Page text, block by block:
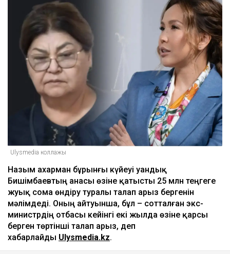
Ulysmedia коллажы
Назым Қахарман бұрынғы күйеуі Қуандық
Бишімбаевтың анасы өзіне қатысты 25 млн теңгеге
жуық сома өндіру туралы талап арыз бергенін
мәлімдеді. Оның айтуынша, бұл – сотталған экс-
министрдің отбасы кейінгі екі жылда өзіне қарсы
берген төртінші талап арыз, деп
хабарлайды Ulysmedia.kz.